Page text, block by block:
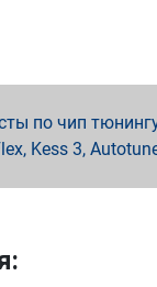
по чип
Kess 3,